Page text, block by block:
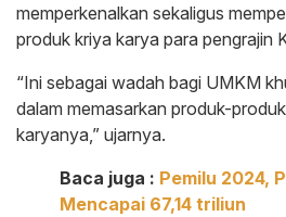
memperkenalkan sekaligus
produk kriya karya para pengrajin
“Ini sebagai wadah bagi UMKM
dalam memasarkan produk-
karyanya,” ujarnya.
Baca juga : Pemilu 2024,
Mencapai 67,14 triliun